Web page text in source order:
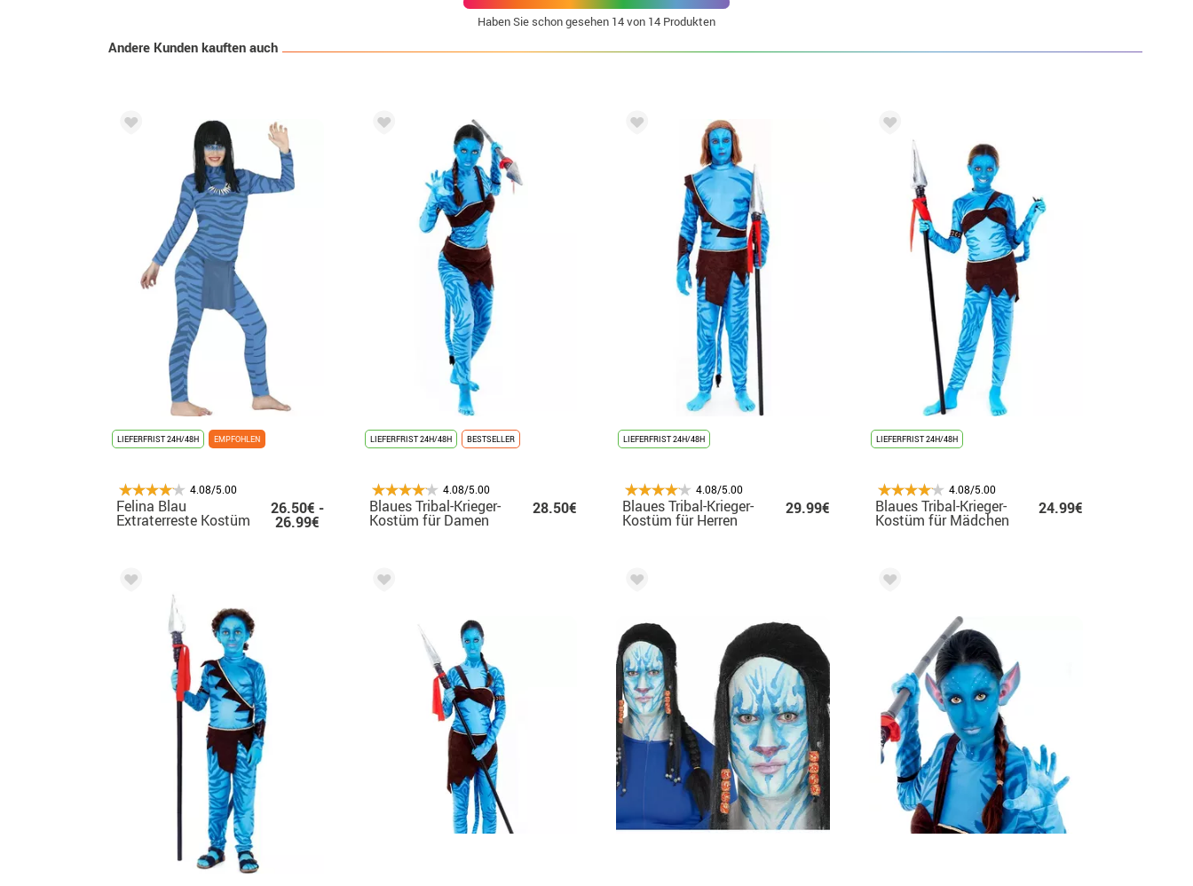
Haben Sie schon gesehen 14von 14 Produkten
Andere Kunden kauften auch
LIEFERFRIST 24H/48H EMPFOHLEN
4.08/5.00
Felina Blau
Extraterreste Kostüm
26.50€ -
26.99€
LIEFERFRIST 24H/48H BESTSELLER
4.08/5.00
Blaues Tribal-Krieger-
Kostüm für Damen
28.50€
LIEFERFRIST 24H/48H
4.08/5.00
Blaues Tribal-Krieger-
Kostüm für Herren
29.99€
LIEFERFRIST 24H/48H
4.08/5.00
Blaues Tribal-Krieger-
Kostüm für Mädchen
24.99€